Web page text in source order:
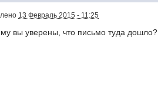
13 Февраль 2015 - 11:25
вы уверены, что письмо туда дошло?